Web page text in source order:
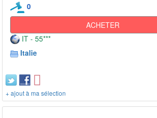
0
ACHETER
IT - 55***
Italie
+ ajout à ma sélection